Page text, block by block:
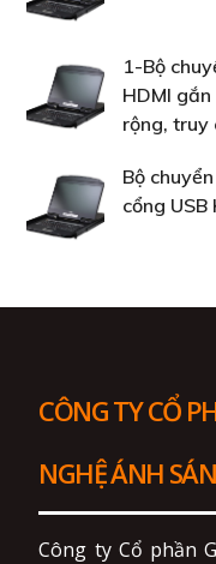
1-Bộ
HDMI
rộng, truy
Bộ
cổng
CÔNG TY CỔ
NGHỆ ÁNH
Công ty Cổ phần